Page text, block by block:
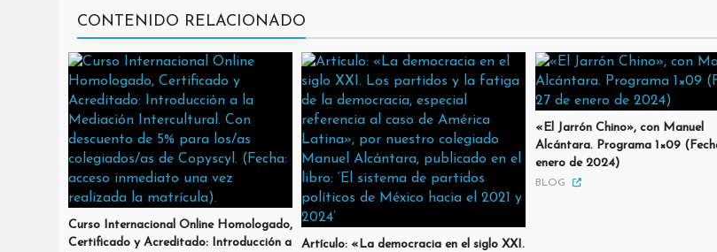
CONTENIDO RELACIONADO
Curso Internacional Online Homologado,
Certificado y Acreditado: Introducción a
Artículo: «La democracia en el siglo XXI.
«El Jarrón Chino», con Manuel
Alcántara. Programa 1×09
enero de 2024)
BLOG